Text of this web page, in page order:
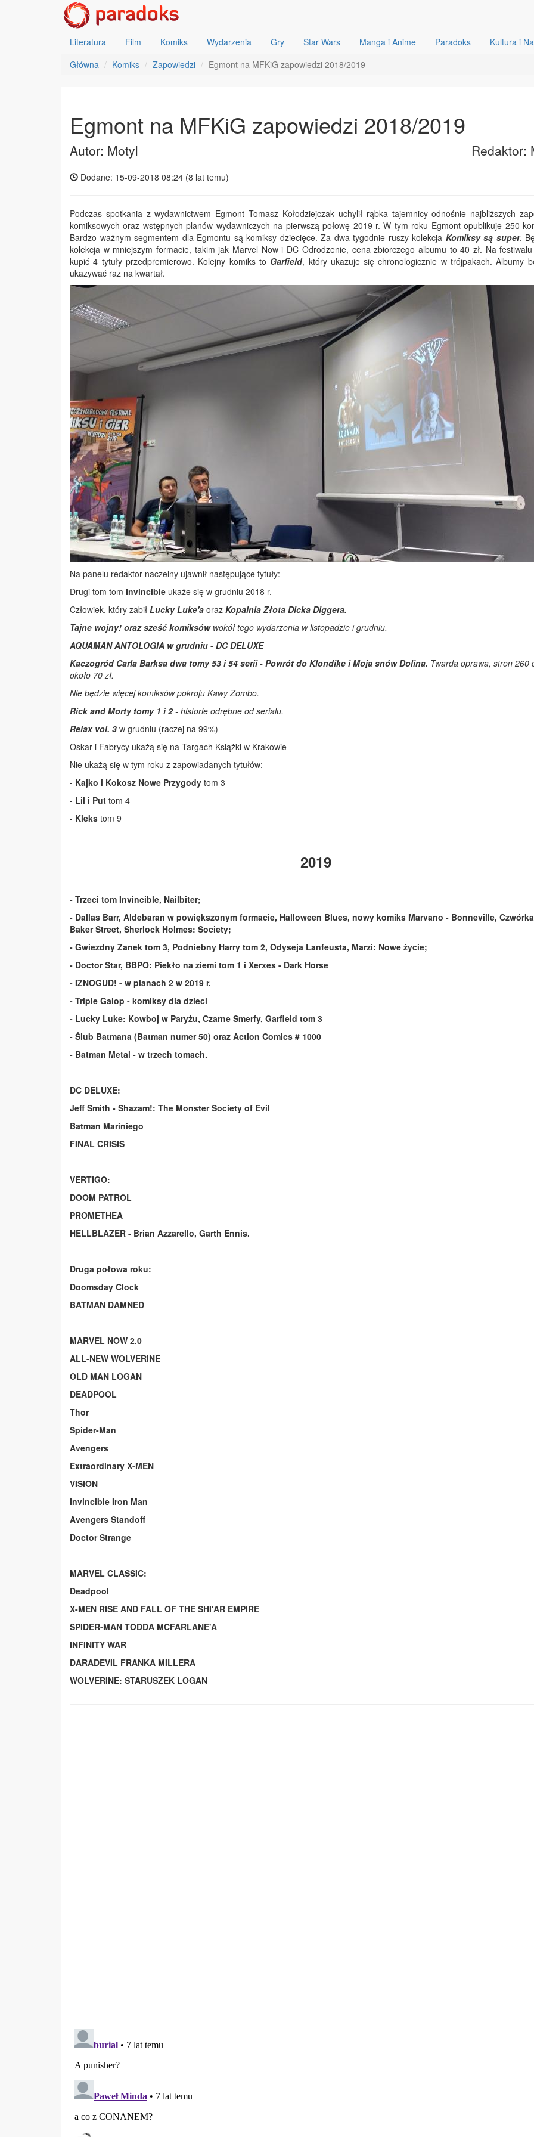
Literatura Film Komiks Wydarzenia Gry Star Wars Manga i Anime Paradoks
Kultura i
Główna
Komiks Zapowiedzi Egmont na MFKiG zapowiedzi 2018/2019
Egmont na MFKiG zapowiedzi 2018/2019
Autor: Motyl Redaktor:
Dodane: 15-09-2018 08:24 (8 lat temu)
Podczas spotkania z wydawnictwem Egmont Tomasz Kołodziejczak uchylił rąbka tajemnicy odnośnie najbliższych
komiksowych oraz wstępnych planów wydawniczych na pierwszą połowę 2019 r. W tym roku Egmont opublikuje 250
Bardzo ważnym segmentem dla Egmontu są komiksy dziecięce. Za dwa tygodnie ruszy kolekcja Komiksy są super.
kolekcja w mniejszym formacie, takim jak Marvel Now i DC Odrodzenie, cena zbiorczego albumu to 40 zł. Na
kupić 4 tytuły przedpremierowo. Kolejny komiks to Garfield, który ukazuje się chronologicznie w trójpakach. Albumy
ukazywać raz na kwartał.
Na panelu redaktor naczelny ujawnił następujące tytuły:
Drugi tom tom Invincible ukaże się w grudniu 2018 r.
Człowiek, który zabił Lucky Luke'a oraz Kopalnia Złota Dicka Diggera.
Tajne wojny! oraz sześć komiksów wokół tego wydarzenia w listopadzie i grudniu.
AQUAMAN ANTOLOGIA w grudniu - DC DELUXE
Kaczogród Carla Barksa dwa tomy 53 i 54 serii - Powrót do Klondike i Moja snów Dolina. Twarda oprawa, stron 260
około 70 zł.
Nie będzie więcej komiksów pokroju Kawy Zombo.
Rick and Morty tomy 1 i 2- historie odrębne od serialu.
Relax vol. 3 w grudniu (raczej na 99%)
Oskar i Fabrycy ukażą się na Targach Książki w Krakowie
Nie ukażą się w tym roku z zapowiadanych tytułów:
- Kajko i Kokosz Nowe Przygody tom 3
- Lil i Put tom 4
- Kleks tom 9
2019
- Trzeci tom Invincible, Nailbiter;
- Dallas Barr, Aldebaran w powiększonym formacie, Halloween Blues, nowy komiks Marvano - Bonneville,
Baker Street, Sherlock Holmes: Society;
- Gwiezdny Zanek tom 3, Podniebny Harry tom 2, Odyseja Lanfeusta, Marzi: Nowe życie;
- Doctor Star, BBPO: Piekło na ziemi tom 1 i Xerxes - Dark Horse
- IZNOGUD! - w planach 2 w 2019 r.
- Triple Galop - komiksy dla dzieci
- Lucky Luke: Kowboj w Paryżu, Czarne Smerfy, Garfield tom 3
- Ślub Batmana (Batman numer 50) oraz Action Comics # 1000
- Batman Metal - w trzech tomach.
DC DELUXE:
Jeff Smith - Shazam!: The Monster Society of Evil
Batman Mariniego
FINAL CRISIS
VERTIGO:
DOOM PATROL
PROMETHEA
HELLBLAZER - Brian Azzarello, Garth Ennis.
Druga połowa roku:
Doomsday Clock
BATMAN DAMNED
MARVEL NOW 2.0
ALL-NEW WOLVERINE
OLD MAN LOGAN
DEADPOOL
Thor
Spider-Man
Avengers
Extraordinary X-MEN
VISION
Invincible Iron Man
Avengers Standoff
Doctor Strange
MARVEL CLASSIC:
Deadpool
X-MEN RISE AND FALL OF THE SHI'AR EMPIRE
SPIDER-MAN TODDA MCFARLANE'A
INFINITY WAR
DARADEVIL FRANKA MILLERA
WOLVERINE: STARUSZEK LOGAN